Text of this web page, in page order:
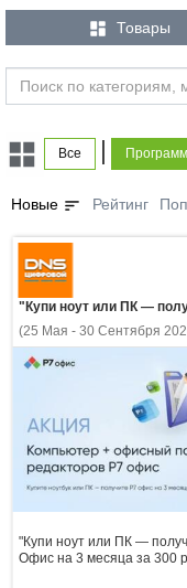
 Товары
Все
Новые sort Рейтинг
(25 Мая - 30 Сентября
"Купи ноут или ПК —
Офис на 3 месяца за 300